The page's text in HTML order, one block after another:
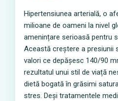
Hipertensiunea arterială, o
milioane de oameni la nivel
amenințare serioasă pentru
Această creștere a presiunii
valori ce depășesc 140/90
rezultatul unui stil de viață
dietă bogată în grăsimi
stres. Deși tratamentele